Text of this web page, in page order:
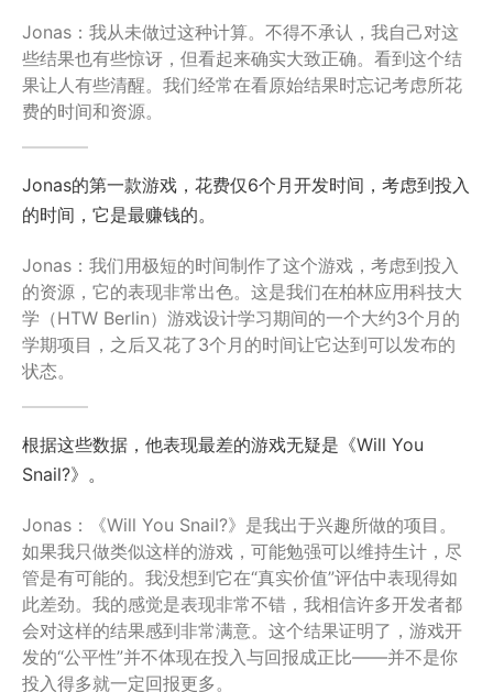
Jonas：我从未做过这种计算。不得不承认，我自己对这
些结果也有些惊讶，但看起来确实大致正确。看到这个结
果让人有些清醒。我们经常在看原始结果时忘记考虑所花
费的时间和资源。
Jonas的第一款游戏，花费仅6个月开发时间，考虑到投入
的时间，它是最赚钱的。
Jonas：我们用极短的时间制作了这个游戏，考虑到投入
的资源，它的表现非常出色。这是我们在柏林应用科技大
学（HTW Berlin）游戏设计学习期间的一个大约3个月的
学期项目，之后又花了3个月的时间让它达到可以发布的
状态。
根据这些数据，他表现最差的游戏无疑是《Will You
Snail?》。
Jonas：《Will You Snail?》是我出于兴趣所做的项目。
如果我只做类似这样的游戏，可能勉强可以维持生计，尽
管是有可能的。我没想到它在“真实价值”评估中表现得如
此差劲。我的感觉是表现非常不错，我相信许多开发者都
会对这样的结果感到非常满意。这个结果证明了，游戏开
发的“公平性”并不体现在投入与回报成正比——并不是你
投入得多就一定回报更多。